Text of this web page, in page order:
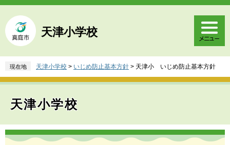
ペ
ジ
の
頭
す
メ
ュ
ー
飛
し
へ
天津小学校
現在地 天津小学校 > いじめ防止基本方針 > 天津小 いじめ防止基本方針
天津小学校
本